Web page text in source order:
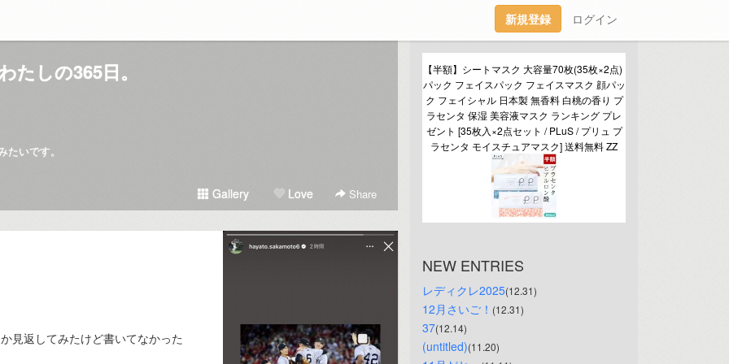
新規登録 ログイン
たしの365日。
いです。
Gallery Love Share
見返してみたけど書いてなかった
【半額】シートマスク 大容量70枚(35枚×2点)
パック フェイスパック フェイスマスク 顔パッ
ク フェイシャル 日本製 無香料 白桃の香り プ
ラセンタ 保湿 美容液マスク ランキング プレ
ゼント [35枚入×2点セット / PLuS / プリュ プ
ラセンタ モイスチュアマスク] 送料無料 ZZ
NEW ENTRIES
レディクレ2025(12.31)
12月さいご！ (12.31)
37(12.14)
(untitled)(11.20)